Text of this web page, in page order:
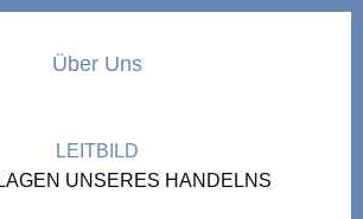
Über Uns
LEITBILD
UNSERES HANDELNS